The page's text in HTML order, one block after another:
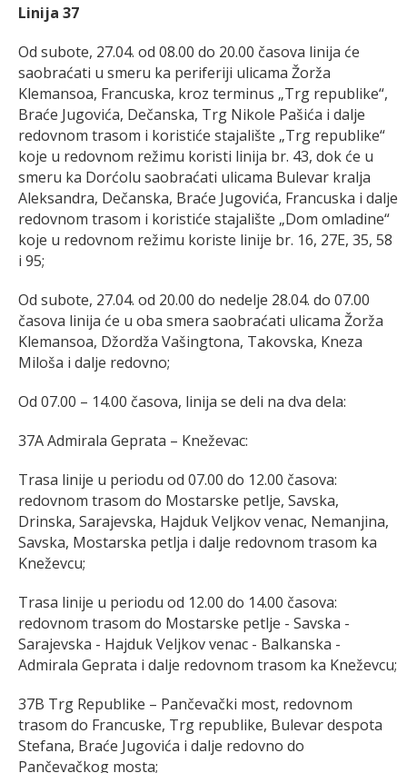
Linija 37
Od subote, 27.04. od 08.00 do 20.00 časova linija će
saobraćati u smeru ka periferiji ulicama Žorža
Klemansoa, Francuska, kroz terminus „Trg republike“,
Braće Jugovića, Dečanska, Trg Nikole Pašića i dalje
redovnom trasom i koristiće stajalište „Trg republike“
koje u redovnom režimu koristi linija br. 43, dok će u
smeru ka Dorćolu saobraćati ulicama Bulevar kralja
Aleksandra, Dečanska, Braće Jugovića, Francuska i dalje
redovnom trasom i koristiće stajalište „Dom omladine“
koje u redovnom režimu koriste linije br. 16, 27E, 35, 58
i 95;
Od subote, 27.04. od 20.00 do nedelje 28.04. do 07.00
časova linija će u oba smera saobraćati ulicama Žorža
Klemansoa, Džordža Vašingtona, Takovska, Kneza
Miloša i dalje redovno;
Od 07.00 – 14.00 časova, linija se deli na dva dela:
37A Admirala Geprata – Kneževac:
Trasa linije u periodu od 07.00 do 12.00 časova:
redovnom trasom do Mostarske petlje, Savska,
Drinska, Sarajevska, Hajduk Veljkov venac, Nemanjina,
Savska, Mostarska petlja i dalje redovnom trasom ka
Kneževcu;
Trasa linije u periodu od 12.00 do 14.00 časova:
redovnom trasom do Mostarske petlje - Savska -
Sarajevska - Hajduk Veljkov venac - Balkanska -
Admirala Geprata i dalje redovnom trasom ka Kneževcu;
37B Trg Republike – Pančevački most, redovnom
trasom do Francuske, Trg republike, Bulevar despota
Stefana, Braće Jugovića i dalje redovno do
Pančevačkog mosta;